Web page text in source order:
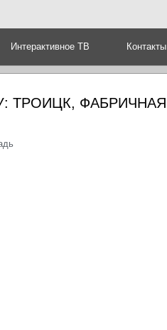
Интерактивное ТВ Контакты
ТРОИЦК, ФАБРИЧНАЯ